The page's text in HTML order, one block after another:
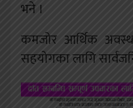
भने ।
कमजोर आर्थिक
सहयोगका लागि